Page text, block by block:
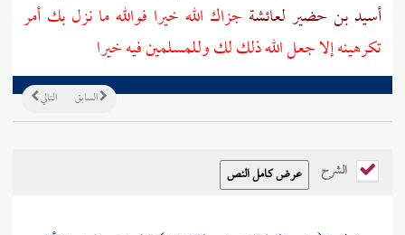
أسيد بن حضير لعائشة جزاك الله خيرا فوالله ما نزل بك أمر
تكرهينه إلا جعل الله ذلك لك وللمسلمين فيه خيرا
التالي السابق
الشرح